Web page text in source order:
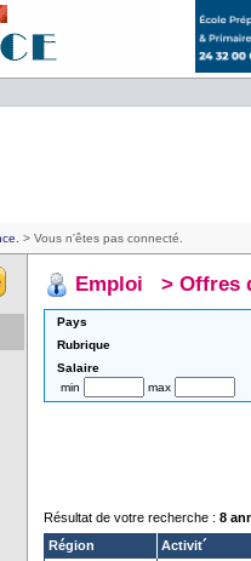
> Vous n'êtes pas connecté.
Emploi > Offres
Pays
Rubrique
Salaire
min
max
Résultat de votre recherche : 8
Région
Activit´